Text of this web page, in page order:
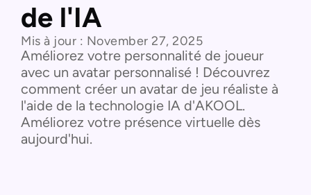
de l'IA
Mis à jour : November 27, 2025
Améliorez votre personnalité de joueur
avec un avatar personnalisé ! Découvrez
comment créer un avatar de jeu réaliste à
l'aide de la technologie IA d'AKOOL.
Améliorez votre présence virtuelle dès
aujourd'hui.